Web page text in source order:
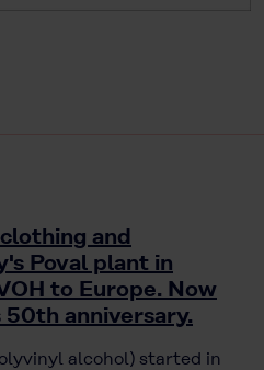
and
Poval plant in
to Europe. Now
anniversary.
alcohol) started in